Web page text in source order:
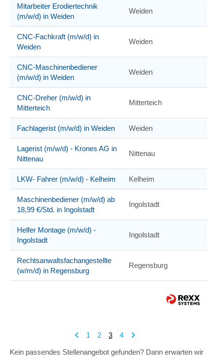
Mitarbeiter Erodiertechnik
(m/w/d) in Weiden
Weiden
CNC-Fachkraft (m/w/d) in
Weiden
Weiden
CNC-Maschinenbediener
(m/w/d) in Weiden
Weiden
CNC-Dreher (m/w/d) in
Mitterteich
Mitterteich
Fachlagerist (m/w/d) in Weiden Weiden
Lagerist (m/w/d) - Krones AG in
Nittenau
Nittenau
LKW- Fahrer (m/w/d) - Kelheim Kelheim
Maschinenbediener (m/w/d) ab
18,99 €/Std. in Ingolstadt
Ingolstadt
Helfer Montage (m/w/d) -
Ingolstadt
Ingolstadt
Rechtsanwaltsfachangestellte
(w/m/d) in Regensburg
Regensburg
1 2 3 4
Kein passendes Stellenangebot gefunden? Dann erwarten wir